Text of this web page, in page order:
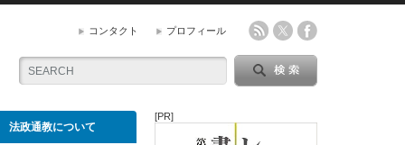
コンタクト プロフィール
法政通教について
[PR]